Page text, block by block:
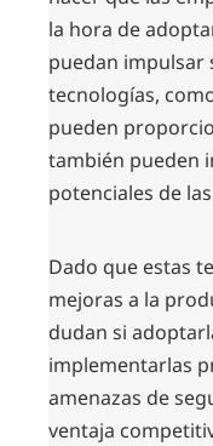
la hora de
puedan impulsar
tecnologías,
pueden
también pueden
potenciales de
Dado que estas
mejoras a la
dudan si
implementarlas
amenazas de
ventaja